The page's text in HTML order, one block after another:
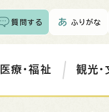
質問する ふりがな
療・福祉 観光・